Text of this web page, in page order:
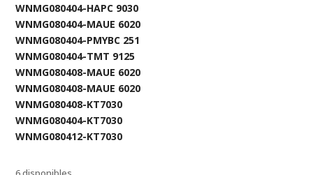
WNMG080404-HAPC 9030
WNMG080404-MAUE 6020
WNMG080404-PMYBC 251
WNMG080404-TMT 9125
WNMG080408-MAUE 6020
WNMG080408-MAUE 6020
WNMG080408-KT7030
WNMG080404-KT7030
WNMG080412-KT7030